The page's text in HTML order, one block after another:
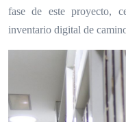
fase de este proyecto,
inventario digital de